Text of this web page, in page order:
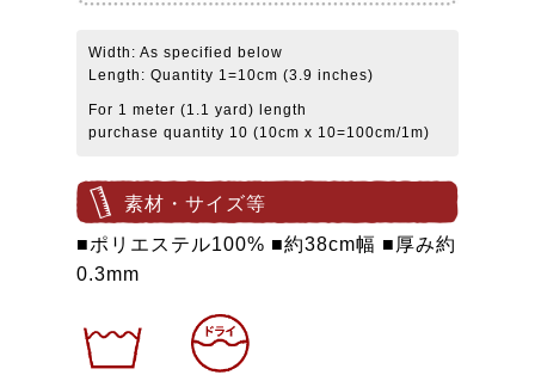
Width: As specified below
Length: Quantity 1=10cm (3.9 inches)
For 1 meter (1.1 yard) length
purchase quantity 10 (10cm x 10=100cm/1m)
素材・サイズ等
■ポリエステル100% ■約38cm幅 ■厚み約
0.3mm